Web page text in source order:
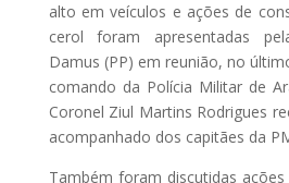
alto em veículos e ações de
cerol foram apresentadas
Damus (PP) em reunião, no
comando da Polícia Militar de
Coronel Ziul Martins Rodrigues
acompanhado dos capitães da
Também foram discutidas